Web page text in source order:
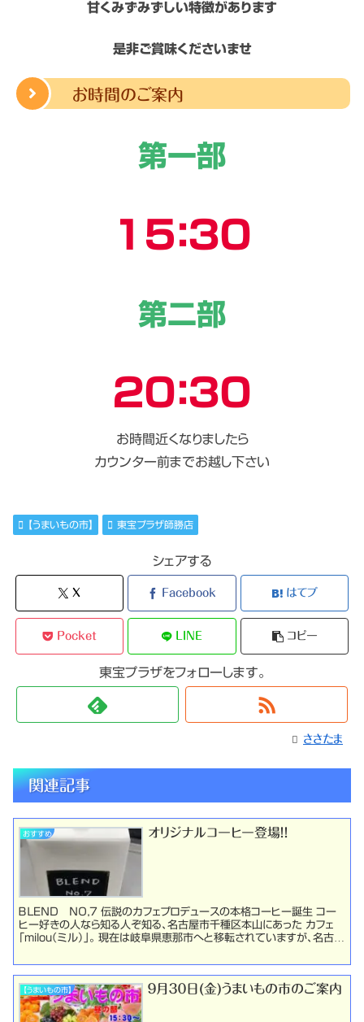
甘くみずみずしい特徴があります
是非ご賞味くださいませ
お時間のご案内
第一部
１５：３０
第二部
２０：３０
お時間近くなりましたら
カウンター前までお越し下さい
【うまいもの市】 東宝プラザ師勝店
シェアする
X Facebook はてブ
Pocket LINE コピー
東宝プラザをフォローします。
ささたま
関連記事
おすすめ オリジナルコーヒー登場！！
ＢＬＥＮＤ ＮＯ，7 伝説のカフェプロデュースの本格コーヒー誕生 コー
ヒー好きの人なら知る人ぞ知る、名古屋市千種区本山にあった カフェ
「milou（ミル）」。 現在は岐阜県恵那市へと移転されていますが、名古屋
【うまいもの市】 ９月３０日(金)うまいもの市のご案内